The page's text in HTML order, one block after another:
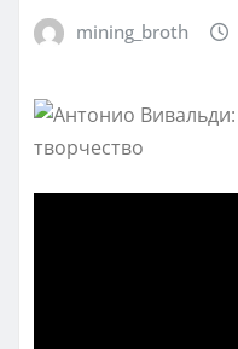
mining_broth